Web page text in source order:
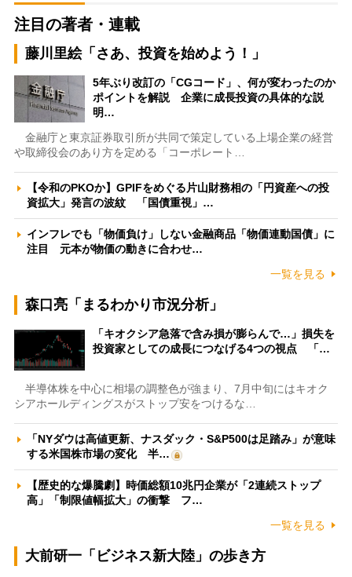
注目の著者・連載
藤川里絵「さあ、投資を始めよう！」
5年ぶり改訂の「CGコード」、何が変わったのか
ポイントを解説 企業に成長投資の具体的な説
明…
金融庁と東京証券取引所が共同で策定している上場企業の経営
や取締役会のあり方を定める「コーポレート…
【令和のPKOか】GPIFをめぐる片山財務相の「円資産への投
資拡大」発言の波紋 「国債重視」…
インフレでも「物価負け」しない金融商品「物価連動国債」に
注目 元本が物価の動きに合わせ…
一覧を見る
森口亮「まるわかり市況分析」
「キオクシア急落で含み損が膨らんで…」損失を
投資家としての成長につなげる4つの視点 「…
半導体株を中心に相場の調整色が強まり、7月中旬にはキオク
シアホールディングスがストップ安をつけるな…
「NYダウは高値更新、ナスダック・S&P500は足踏み」が意味
する米国株市場の変化 半…
【歴史的な爆騰劇】時価総額10兆円企業が「2連続ストップ
高」「制限値幅拡大」の衝撃 フ…
一覧を見る
大前研一「ビジネス新大陸」の歩き方